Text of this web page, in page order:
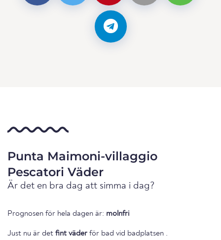
Punta Maimoni-villaggio
Pescatori Väder
Är det en bra dag att simma i dag?
Prognosen för hela dagen är: molnfri
Just nu är det fint väder för bad vid badplatsen .